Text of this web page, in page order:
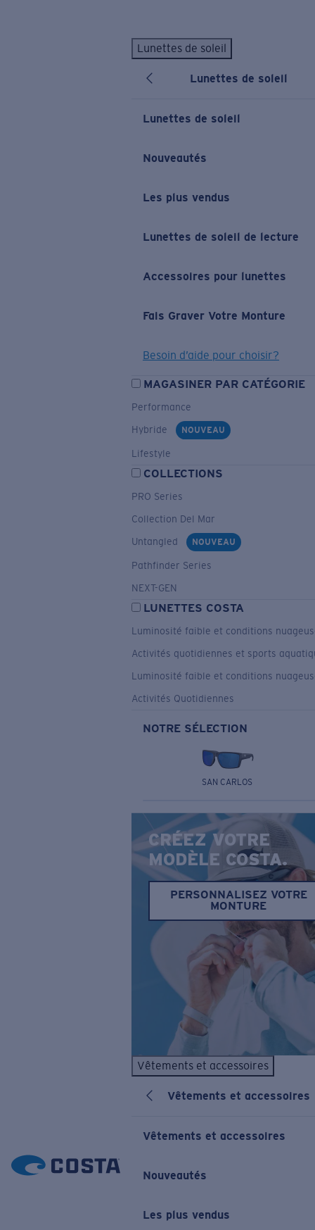
Lunettes de soleil
Lunettes de soleil
Lunettes de soleil
Nouveautés
Les plus vendus
Lunettes de soleil de lecture
Accessoires pour lunettes
Fais Graver Votre Monture
Besoin d’aide pour choisir?
MAGASINER PAR CATÉGORIE
Performance
Hybride
NOUVEAU
Lifestyle
COLLECTIONS
PRO Series
Collection Del Mar
Untangled
NOUVEAU
Pathfinder Series
NEXT-GEN
LUNETTES COSTA
Luminosité faible et conditions
Activités quotidiennes et sports
Luminosité faible et conditions
Activités Quotidiennes
NOTRE SÉLECTION
SAN CARLOS
CRÉEZ VOTRE
MODÈLE COSTA.
PERSONNALISEZ VOTRE
MONTURE
Vêtements et accessoires
Vêtements et accessoires
Vêtements et accessoires
Nouveautés
Les plus vendus
LES PLUS RECHERCHÉS
Lunettes de soleil personnalisées Nouveau